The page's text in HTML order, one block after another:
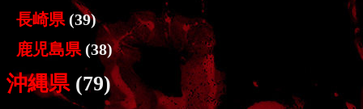
長崎県 (39)
鹿児島県 (38)
沖縄県(79)